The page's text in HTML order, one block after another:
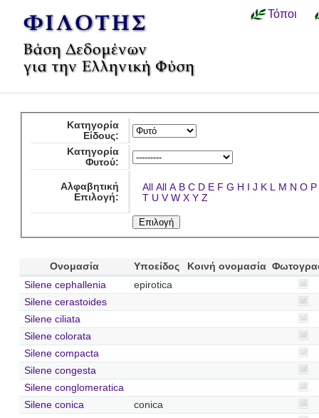
Τόποι
Κατηγορία
Είδους:
Κατηγορία
Φυτού:
Αλφαβητική
Επιλογή:
All All A B C D E F G H I J K L M N O P
T U V W X Y Z
Ονομασία Υποείδος Κοινή ονομασία
Silene cephallenia
epirotica
Silene cerastoides
Silene ciliata
Silene colorata
Silene compacta
Silene congesta
Silene conglomeratica
Silene conica
conica